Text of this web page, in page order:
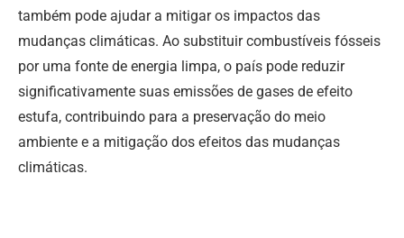
também pode ajudar a mitigar os impactos das
mudanças climáticas. Ao substituir combustíveis fósseis
por uma fonte de energia limpa, o país pode reduzir
significativamente suas emissões de gases de efeito
estufa, contribuindo para a preservação do meio
ambiente e a mitigação dos efeitos das mudanças
climáticas.